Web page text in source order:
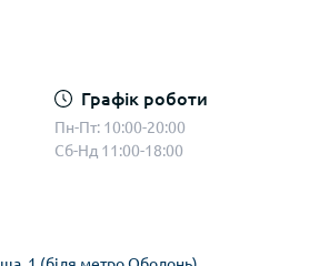
Графік роботи
Пн-Пт: 10:00-20:00
Сб-Нд 11:00-18:00